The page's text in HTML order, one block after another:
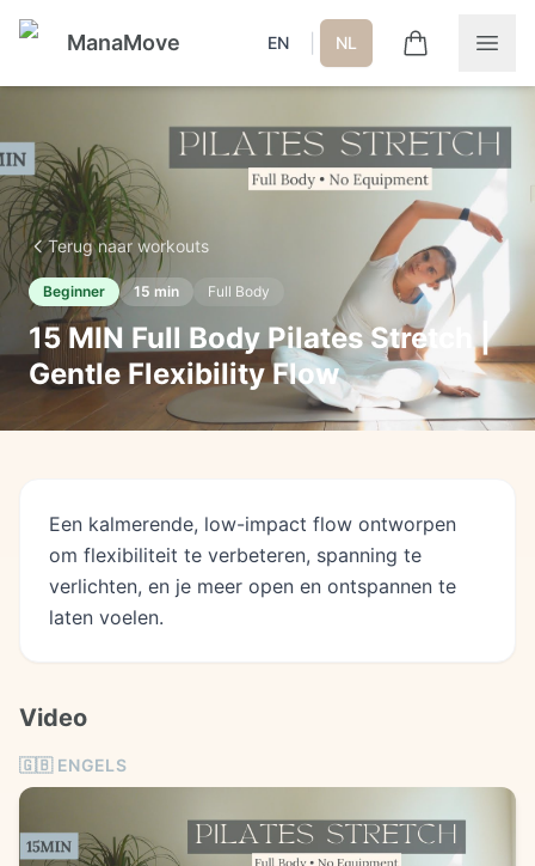
ManaMove EN NL
Terug naar workouts
Beginner 15 min Full Body
15 MIN Full Body Pilates Stretch |
Gentle Flexibility Flow
Een kalmerende, low-impact flow ontworpen
om flexibiliteit te verbeteren, spanning te
verlichten, en je meer open en ontspannen te
laten voelen.
Video
🇬🇧 ENGELS